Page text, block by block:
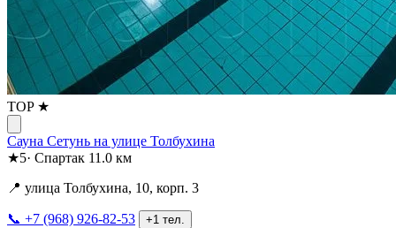
TOP ★
Сауна Сетунь на улице Толбухина
★5· Спартак 11.0 км
📍 улица Толбухина, 10, корп. 3
📞 +7 (968) 926-82-53 +1 тел.